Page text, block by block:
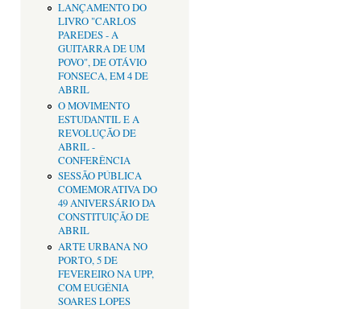
LANÇAMENTO DO
LIVRO "CARLOS
PAREDES - A
GUITARRA DE UM
POVO", DE OTÁVIO
FONSECA, EM 4 DE
ABRIL
O MOVIMENTO
ESTUDANTIL E A
REVOLUÇÃO DE
ABRIL -
CONFERÊNCIA
SESSÃO PÚBLICA
COMEMORATIVA DO
49 ANIVERSÁRIO DA
CONSTITUIÇÃO DE
ABRIL
ARTE URBANA NO
PORTO, 5 DE
FEVEREIRO NA UPP,
COM EUGÉNIA
SOARES LOPES